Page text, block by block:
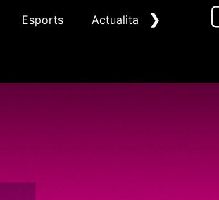
Esports Actualitat Pòdcast
❯